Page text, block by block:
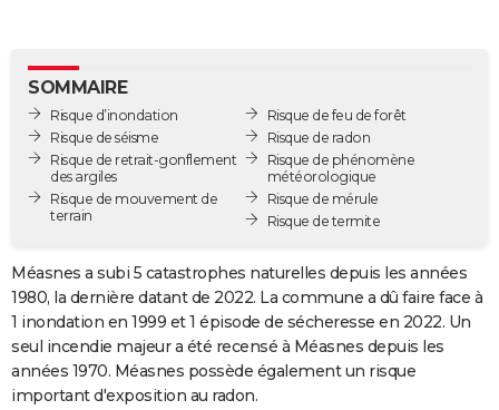
GUIDES D'ACHAT
BONS PLANS
CARTE DE VOEUX
Carte de Noël
Carte Bonne année
Carte Saint-Valentin
Carte Pâques
Carte d'anniversaire
DICTIONNAIRE
COPAINS D'AVANT
S'inscrire
Se connecter
Lycées
Collèges
Primaires
Universités
Entreprises
Service militaire
Avis de recherche
AVIS DE DÉCÈS
FORUM
SOMMAIRE
Risque d’inondation
Risque de séisme
Risque de retrait-gonflement
des argiles
Risque de mouvement de
terrain
Risque de feu de forêt
Risque de radon
Risque de phénomène
météorologique
Risque de mérule
Risque de termite
Méasnes a subi 5 catastrophes naturelles depuis les années
1980, la dernière datant de 2022. La commune a dû faire face à
1 inondation en 1999 et 1 épisode de sécheresse en 2022. Un
seul incendie majeur a été recensé à Méasnes depuis les
années 1970. Méasnes possède également un risque
important d'exposition au radon.